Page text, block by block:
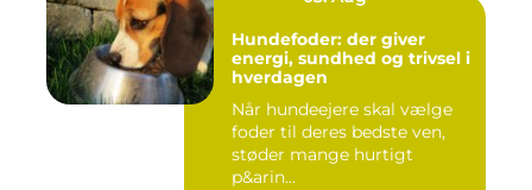
Hundefoder: der giver
energi, sundhed og trivsel i
hverdagen
Når hundeejere skal vælge
foder til deres bedste ven,
støder mange hurtigt
p&arin...